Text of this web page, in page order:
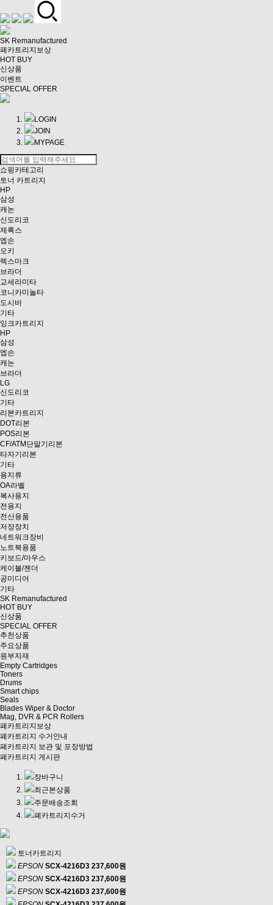
SK Remanufactured
폐카트리지보상
HOT BUY
신상품
이벤트
SPECIAL OFFER
LOGIN
JOIN
MYPAGE
쇼핑카테고리
토너 카트리지
HP
삼성
캐논
신도리코
제록스
엡손
오키
렉스마크
브라더
교세라미타
코니카미놀타
도시바
기타
잉크카트리지
HP
삼성
엡손
캐논
브라더
LG
신도리코
기타
리본카트리지
DOT리본
POS리본
CF/ATM단말기리본
타자기리본
기타
용지류
OA라벨
복사용지
전용지
전산용품
저장장치
네트워크장비
노트북용품
키보드/마우스
케이블/젠더
공미디어
기타
SK Remanufactured
HOT BUY
신상품
SPECIAL OFFER
추천상품
주요상품
원부자재
Empty Cartridges
Toners
Drums
Smart chips
Seals
Blades Wiper & Doctor
Mag, DVR & PCR Rollers
폐카트리지보상
폐카트리지 수거안내
폐카트리지 보관 및 포장방법
폐카트리지 게시판
장바구니
최근본상품
주문배송조회
폐카트리지수거
토너카트리지
EPSON SCX-4216D3 237,600원
EPSON SCX-4216D3 237,600원
EPSON SCX-4216D3 237,600원